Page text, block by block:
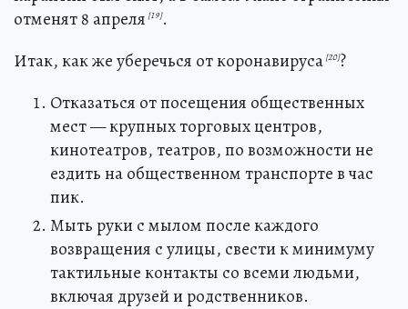
отменят 8 апреля [19].
Итак, как же уберечься от коронавируса [20]?
Отказаться от посещения общественных
мест — крупных торговых центров,
кинотеатров, театров, по возможности не
ездить на общественном транспорте в час
пик.
Мыть руки с мылом после каждого
возвращения с улицы, свести к минимуму
тактильные контакты со всеми людьми,
включая друзей и родственников.